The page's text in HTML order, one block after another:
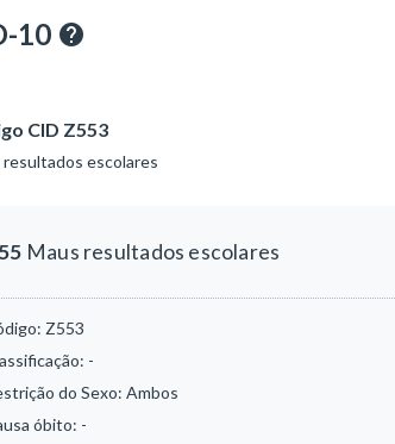
10
CID Z553
resultados escolares
Maus resultados escolares
Z553
-
do Sexo: Ambos
óbito: -